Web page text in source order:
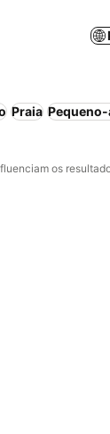
Praia
os
aos favoritos